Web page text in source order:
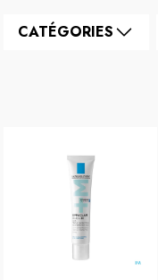
CATÉGORIES